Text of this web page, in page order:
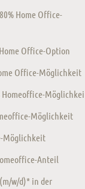
Home Office-
Office-Option
Office-Möglichkeit
Homeoffice-
Möglichkeit
Möglichkeit
Anteil
w/d)* in der